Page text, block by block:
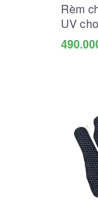
Rèm
UV